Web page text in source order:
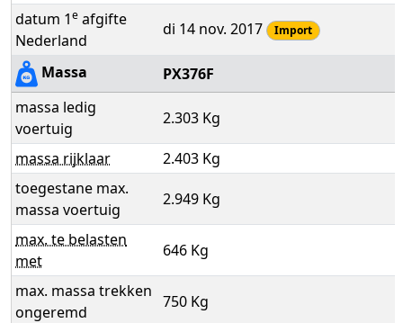
datum 1e afgifte
Nederland
di 14 nov. 2017 Import
Massa
PX376F
massa ledig
voertuig
2.303 Kg
massa rijklaar
2.403 Kg
toegestane max.
massa voertuig
2.949 Kg
max. te belasten
met
646 Kg
max. massa trekken
ongeremd
750 Kg